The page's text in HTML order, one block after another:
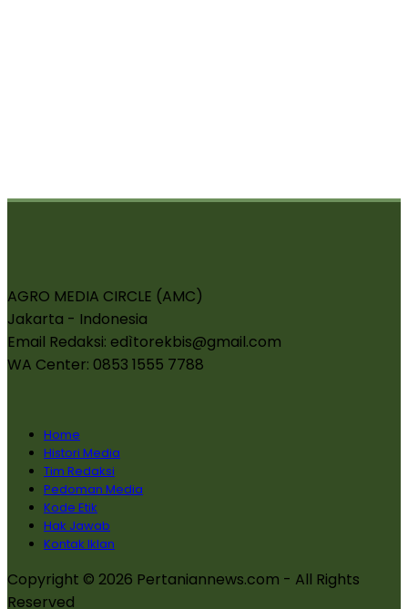
AGRO MEDIA CIRCLE (AMC)
Jakarta - Indonesia
Email Redaksi: edìtorekbis@gmail.com
WA Center: 0853 1555 7788
Home
Histori Media
Tim Redaksi
Pedoman Media
Kode Etik
Hak Jawab
Kontak Iklan
Copyright © 2026 Pertaniannews.com - All Rights
Reserved